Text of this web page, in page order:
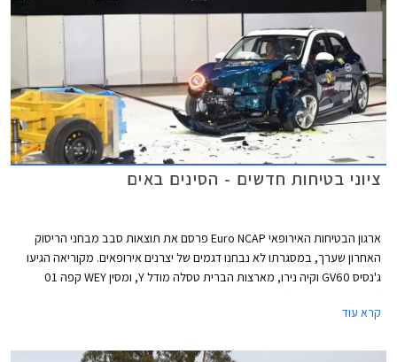
ציוני בטיחות חדשים - הסינים באים
ארגון הבטיחות האירופאי Euro NCAP פרסם את תוצאות סבב מבחני הריסוק
האחרון שערך, במסגרתו לא נבחנו דגמים של יצרנים אירופאים. מקוריאה הגיעו
ג'נסיס GV60 וקיה נירו, מארצות הברית טסלה מודל Y, ומסין WEY קפה 01
(מוכר גם בשם מוקה) ואורה פאנקי קאט - שניהם דגמים למותגים מבית גרייט וול.
כל הדגמים זכו בציון מרבי של 5 כוכבים.
קרא עוד